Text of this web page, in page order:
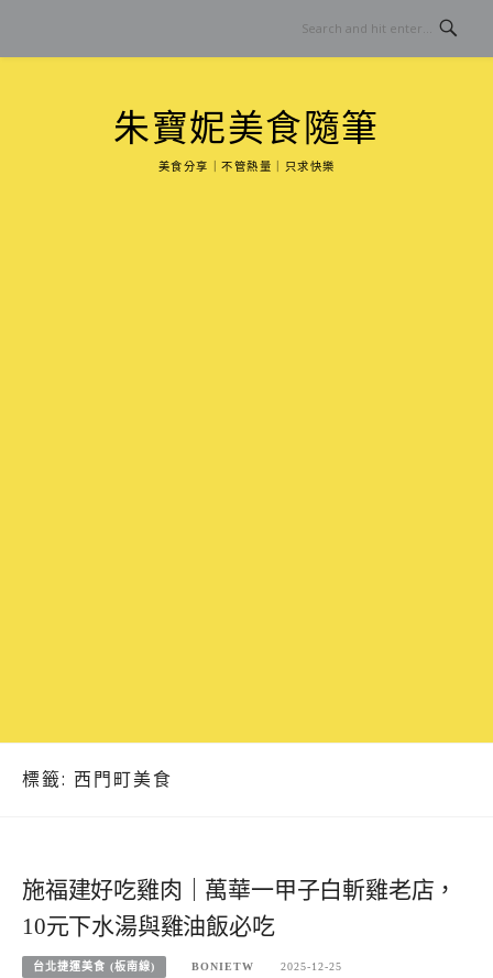
content
朱寶妮美食隨筆
美食分享｜不管熱量｜只求快樂
標籤: 西門町美食
施福建好吃雞肉｜萬華一甲子白斬雞老店，
10元下水湯與雞油飯必吃
台北捷運美食 (板南線) BONIETW 2025-12-25